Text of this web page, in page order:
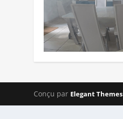
Conçu par Elegant Themes